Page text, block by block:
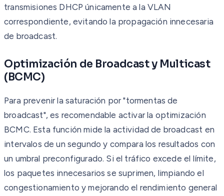
transmisiones DHCP únicamente a la VLAN
correspondiente, evitando la propagación innecesaria
de broadcast.
Optimización de Broadcast y Multicast
(BCMC)
Para prevenir la saturación por "tormentas de
broadcast", es recomendable activar la optimización
BCMC. Esta función mide la actividad de broadcast en
intervalos de un segundo y compara los resultados con
un umbral preconfigurado. Si el tráfico excede el límite,
los paquetes innecesarios se suprimen, limpiando el
congestionamiento y mejorando el rendimiento general